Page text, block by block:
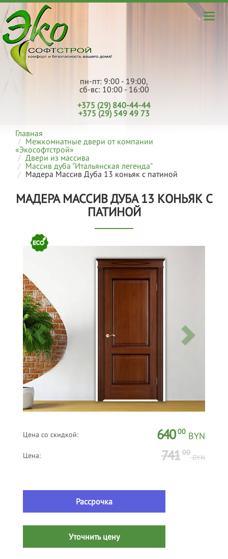
пн-пт: 9:00 - 19:00,
сб-вс: 10:00 - 16:00
+375 (29) 840-44-44
+375 (29) 549 49 73
Главная
Межкомнатные двери от компании
«Экософтстрой»
Двери из массива
Массив дуба "Итальянская легенда"
Мадера Массив Дуба 13 коньяк с патиной
МАДЕРА МАССИВ ДУБА 13 КОНЬЯК С
ПАТИНОЙ
Цена со скидкой: 640 00 BYN
Цена: 741 00
BYN
Рассрочка
Уточнить цену